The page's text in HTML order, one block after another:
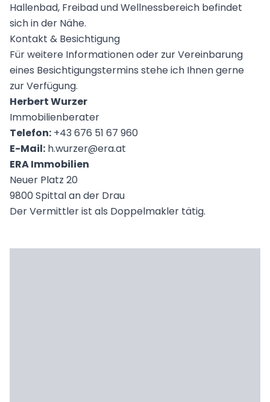
Hallenbad, Freibad und Wellnessbereich befindet
sich in der Nähe.
Kontakt & Besichtigung
Für weitere Informationen oder zur Vereinbarung
eines Besichtigungstermins stehe ich Ihnen gerne
zur Verfügung.
Herbert Wurzer
Immobilienberater
Telefon: +43 676 51 67 960
E-Mail: h.wurzer@era.at
ERA Immobilien
Neuer Platz 20
9800 Spittal an der Drau
Der Vermittler ist als Doppelmakler tätig.